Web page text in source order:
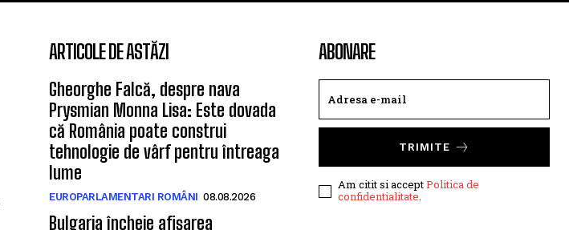
ARTICOLE DE ASTĂZI
Gheorghe Falcă, despre nava
Prysmian Monna Lisa: Este dovada
că România poate construi
tehnologie de vârf pentru întreaga
lume
EUROPARLAMENTARI ROMÂNI 08.08.2026
Bulgaria încheie afișarea
ABONARE
TRIMITE
Am citit si acceptPolitica de
confidentialitate.